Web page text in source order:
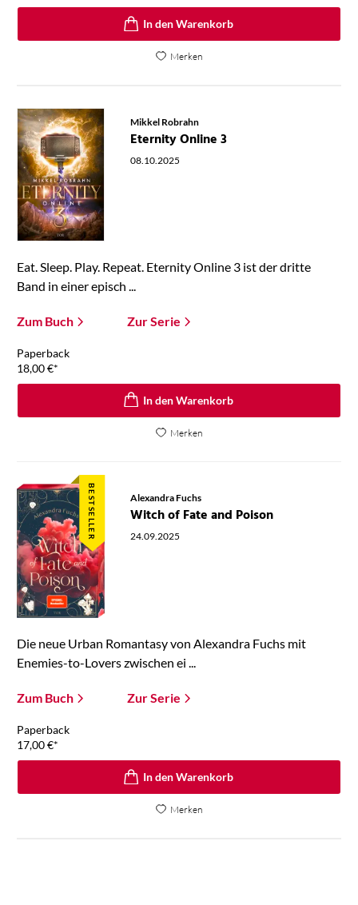
In den Warenkorb
Merken
Mikkel Robrahn
Eternity Online 3
08.10.2025
Eat. Sleep. Play. Repeat. Eternity Online 3 ist der dritte
Band in einer episch ...
Zum Buch Zur Serie
Paperback
18,00€*
In den Warenkorb
Merken
BESTSELLER Alexandra Fuchs
Witch of Fate and Poison
24.09.2025
Die neue Urban Romantasy von Alexandra Fuchs mit
Enemies-to-Lovers zwischen ei ...
Zum Buch Zur Serie
Paperback
17,00€*
In den Warenkorb
Merken